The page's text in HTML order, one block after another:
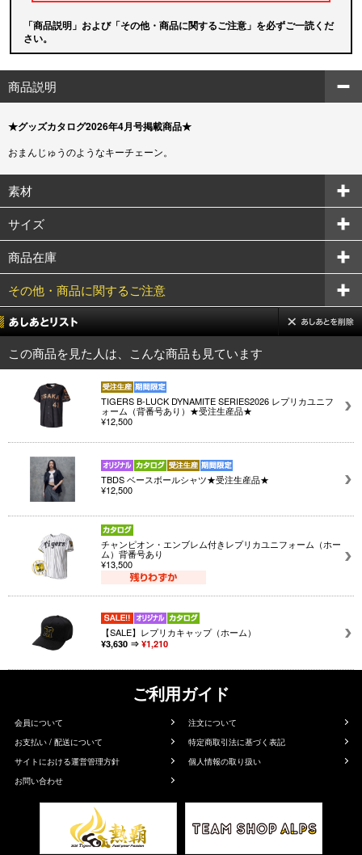
「商品説明」および「その他・商品に関するご注意」を必ずご一読くだ
さい。
商品説明
★グッズカタログ2026年4月号掲載商品★
おまんじゅうのようなキーチェーン。
素材
サイズ
商品在庫
その他・商品に関するご注意
この商品を見た人は、こんな商品も見ています
TIGERS B-LUCK DYNAMITE SERIES2026 レプリカユニフ
ォーム（背番号あり）★受注生産品★
¥12,500
TBDS ベースボールシャツ★受注生産品★
¥12,500
チャンピオン・エンブレム付きレプリカユニフォーム（ホー
ム）背番号あり
¥13,500
【SALE】レプリカキャップ（ホーム）
¥3,630 ⇒ ¥1,210
ご利用ガイド
会員について
注文について
お支払い / 配送について
特定商取引法に基づく表記
サイトにおける運営管理方針
個人情報の取り扱い
お問い合わせ